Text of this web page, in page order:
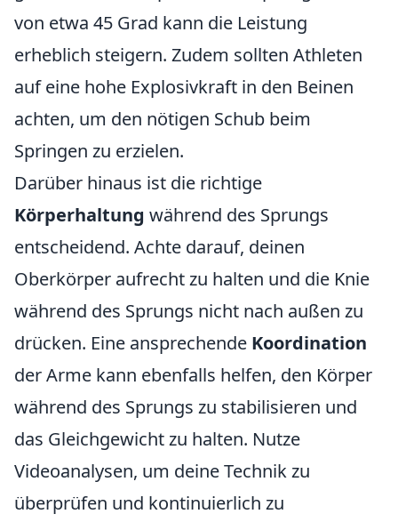
von etwa 45 Grad kann die Leistung
erheblich steigern. Zudem sollten Athleten
auf eine hohe Explosivkraft in den Beinen
achten, um den nötigen Schub beim
Springen zu erzielen.
Darüber hinaus ist die richtige
Körperhaltung während des Sprungs
entscheidend. Achte darauf, deinen
Oberkörper aufrecht zu halten und die Knie
während des Sprungs nicht nach außen zu
drücken. Eine ansprechende Koordination
der Arme kann ebenfalls helfen, den Körper
während des Sprungs zu stabilisieren und
das Gleichgewicht zu halten. Nutze
Videoanalysen, um deine Technik zu
überprüfen und kontinuierlich zu